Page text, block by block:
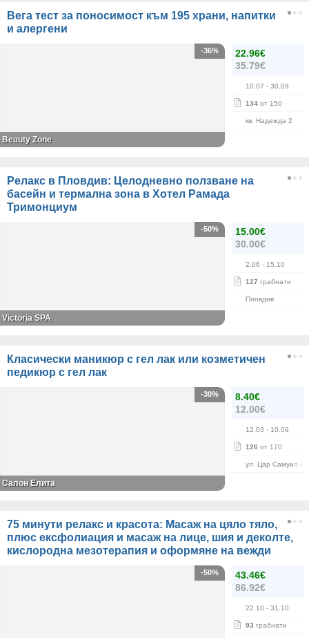
Вега тест за поносимост към 195 храни, напитки
и алергени
22.96€
35.79€
10.07 - 30.09
134 от 150
кв. Надежда 2
-36%
Beauty Zone
Релакс в Пловдив: Целодневно ползване на
басейн и термална зона в Хотел Рамада
Тримонциум
15.00€
30.00€
2.06 - 15.10
127 грабнати
Пловдив
-50%
Victoria SPA
Класически маникюр с гел лак или козметичен
педикюр с гел лак
8.40€
12.00€
12.03 - 10.09
126 от 170
ул. Цар Самуил 84
-30%
Салон Елита
75 минути релакс и красота: Масаж на цяло тяло,
плюс ексфолиация и масаж на лице, шия и деколте,
кислородна мезотерапия и оформяне на вежди
43.46€
86.92€
22.10 - 31.10
93 грабнати
-50%